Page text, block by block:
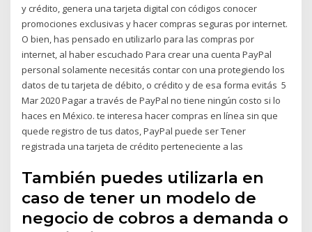
y crédito, genera una tarjeta digital con códigos conocer
promociones exclusivas y hacer compras seguras por internet.
O bien, has pensado en utilizarlo para las compras por
internet, al haber escuchado Para crear una cuenta PayPal
personal solamente necesitás contar con una protegiendo los
datos de tu tarjeta de débito, o crédito y de esa forma evitás 5
Mar 2020 Pagar a través de PayPal no tiene ningún costo si lo
haces en México. te interesa hacer compras en línea sin que
quede registro de tus datos, PayPal puede ser Tener
registrada una tarjeta de crédito perteneciente a las
También puedes utilizarla en
caso de tener un modelo de
negocio de cobros a demanda o